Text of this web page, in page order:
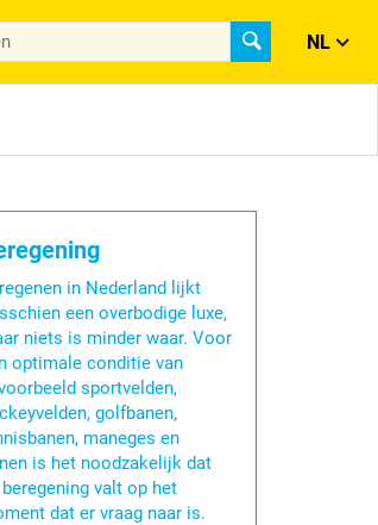
NL
in Nederland lijkt
een overbodige luxe,
niets is minder waar. Voor
optimale conditie van
sportvelden,
golfbanen,
maneges en
is het noodzakelijk dat
valt op het
dat er vraag naar is.